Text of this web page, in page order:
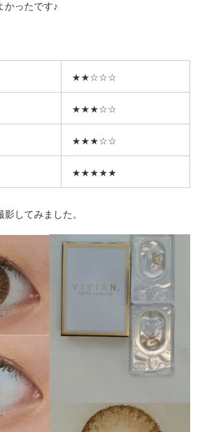
かったです♪
★★☆☆☆
★★★☆☆
★★★☆☆
★★★★★
してみました。